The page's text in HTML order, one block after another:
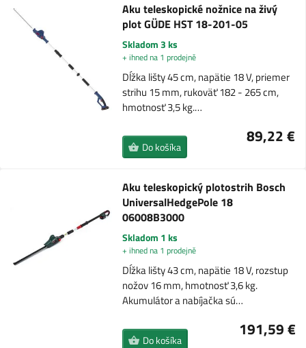
Aku teleskopické nožnice na živý
plot GÜDE HST 18-201-05
Skladom 3 ks
+ ihned na 1 prodejně
Dĺžka lišty 45 cm, napätie 18 V, priemer
strihu 15 mm, rukoväť 182 - 265 cm,
hmotnosť 3,5 kg.…
89,22 €
Do košíka
Aku teleskopický plotostrih Bosch
UniversalHedgePole 18
06008B3000
Skladom 1 ks
+ ihned na 1 prodejně
Dĺžka lišty 43 cm, napätie 18 V, rozstup
nožov 16 mm, hmotnosť 3,6 kg.
Akumulátor a nabíjačka sú…
191,59 €
Do košíka